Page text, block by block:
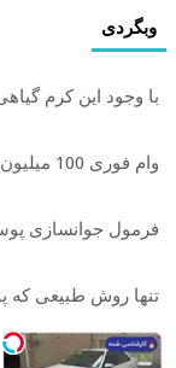
وبگردی
با وجود این کرم
وام فوری 100 میلیون تومانی خرید طلا (بدون ضامن)
فرمول جوانسازی
تنها روش طبیعی که